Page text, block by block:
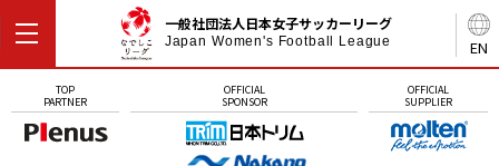
EN
一般社団法人日本女子サッカーリーグ
Japan Women's Football League
TOP
PARTNER
OFFICIAL
SPONSOR
OFFICIAL
SUPPLIER